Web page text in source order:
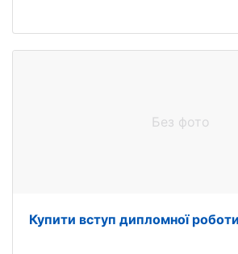
Без фото
Купити вступ дипломної роботи